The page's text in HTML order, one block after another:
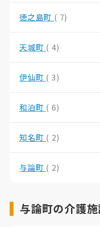
徳之島町 ( 7)
天城町 ( 4)
伊仙町 ( 3)
和泊町 ( 6)
知名町 ( 2)
与論町 ( 2)
与論町の介護